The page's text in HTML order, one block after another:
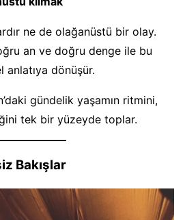
ne de olağanüstü bir olay.
an ve doğru denge ile bu
anlatıya dönüşür.
gündelik yaşamın ritmini,
tek bir yüzeyde toplar.
Bakışlar